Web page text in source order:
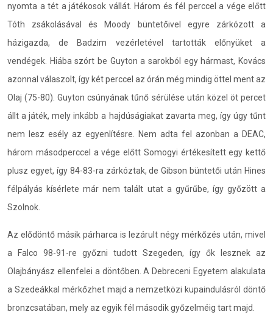
nyomta a tét a játékosok vállát. Három és fél perccel a vége előtt
Tóth zsákolásával és Moody büntetőivel egyre zárkózott a
házigazda, de Badzim vezérletével tartották előnyüket a
vendégek. Hiába szórt be Guyton a sarokból egy hármast, Kovács
azonnal válaszolt, így két perccel az órán még mindig öttel ment az
Olaj (75-80). Guyton csúnyának tűnő sérülése után közel öt percet
állt a játék, mely inkább a hajdúságiakat zavarta meg, így úgy tűnt
nem lesz esély az egyenlítésre. Nem adta fel azonban a DEAC,
három másodperccel a vége előtt Somogyi értékesített egy kettő
plusz egyet, így 84-83-ra zárkóztak, de Gibson büntetői után Hines
félpályás kísérlete már nem talált utat a gyűrűbe, így győzött a
Szolnok.
Az elődöntő másik párharca is lezárult négy mérkőzés után, mivel
a Falco 98-91-re győzni tudott Szegeden, így ők lesznek az
Olajbányász ellenfelei a döntőben. A Debreceni Egyetem alakulata
a Szedeákkal mérkőzhet majd a nemzetközi kupaindulásról döntő
bronzcsatában, mely az egyik fél második győzelméig tart majd.